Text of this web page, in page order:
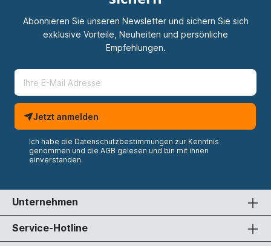
Abonnieren Sie unseren Newsletter und sichern Sie sich
exklusive Vorteile, Neuheiten und persönliche
Empfehlungen.
Jetzt anmelden
Ich habe die Datenschutzbestimmungen zur Kenntnis
genommen und die AGB gelesen und bin mit ihnen
einverstanden.
Unternehmen
Service-Hotline